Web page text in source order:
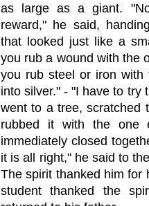
as large as a giant.
reward," he said,
that looked just like a
you rub a wound with the
you rub steel or iron
into silver." - "I have to try
went to a tree, scratched
rubbed it with the one
immediately closed
it is all right," he said to
The spirit thanked him for
student thanked the